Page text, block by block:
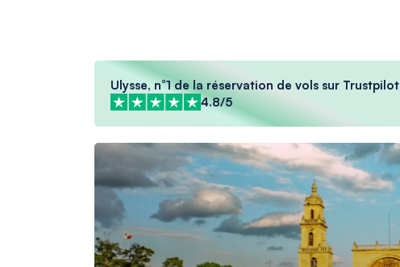
Ulysse, n°1 de la réservation de vols sur Trustpilot
4.8/5